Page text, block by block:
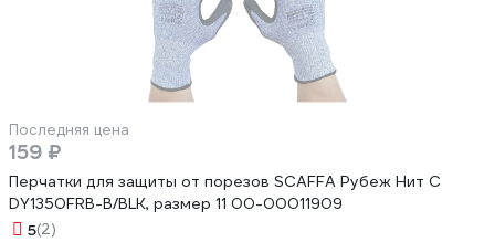
Последняя цена
159 ₽
Перчатки для защиты от порезов SCAFFA Рубеж Нит С
DY1350FRB-B/BLK, размер 11 00-00011909
5(2)